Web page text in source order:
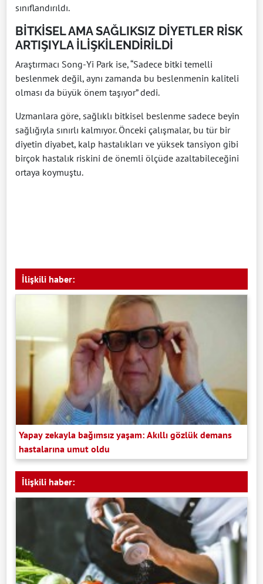
sınıflandırıldı.
BİTKİSEL AMA SAĞLIKSIZ DİYETLER RİSK
ARTIŞIYLA İLİŞKİLENDİRİLDİ
Araştırmacı Song-Yi Park ise, “Sadece bitki temelli
beslenmek değil, aynı zamanda bu beslenmenin kaliteli
olması da büyük önem taşıyor” dedi.
Uzmanlara göre, sağlıklı bitkisel beslenme sadece beyin
sağlığıyla sınırlı kalmıyor. Önceki çalışmalar, bu tür bir
diyetin diyabet, kalp hastalıkları ve yüksek tansiyon gibi
birçok hastalık riskini de önemli ölçüde azaltabileceğini
ortaya koymuştu.
İlişkili haber:
Yapay zekayla bağımsız yaşam: Akıllı gözlük demans
hastalarına umut oldu
İlişkili haber: